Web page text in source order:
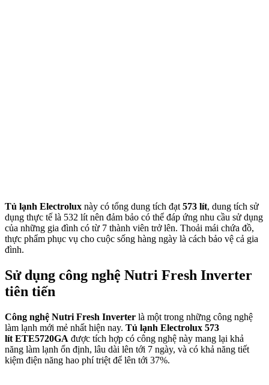
Tủ lạnh Electrolux này có tổng dung tích đạt573 lít, dung tích sử
dụng thực tế là 532 lít nên đảm bảo có thể đáp ứng nhu cầu sử dụng
của những gia đình có từ 7 thành viên trở lên. Thoải mái chứa đồ,
thực phẩm phục vụ cho cuộc sống hàng ngày là cách bảo vệ cả gia
đình.
Sử dụng công nghệ Nutri Fresh Inverter
tiên tiến
Công nghệ Nutri Fresh Inverter là một trong những công nghệ
làm lạnh mới mẻ nhất hiện nay. Tủ lạnh Electrolux 573
lít ETE5720GA được tích hợp có công nghệ này mang lại khả
năng làm lạnh ổn định, lâu dài lên tới 7 ngày, và có khả năng tiết
kiệm điện năng hao phí triệt để lên tới 37%.